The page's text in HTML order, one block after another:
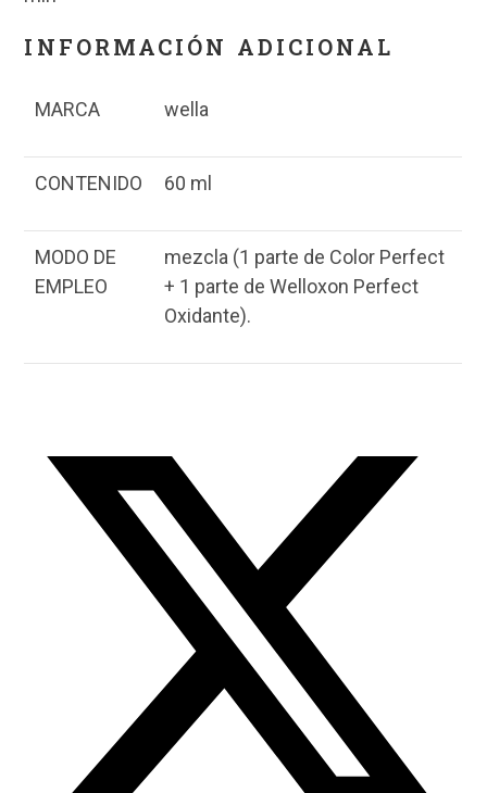
INFORMACIÓN ADICIONAL
MARCA wella
CONTENIDO 60 ml
MODO DE
EMPLEO
mezcla (1 parte de Color Perfect
+ 1 parte de Welloxon Perfect
Oxidante).